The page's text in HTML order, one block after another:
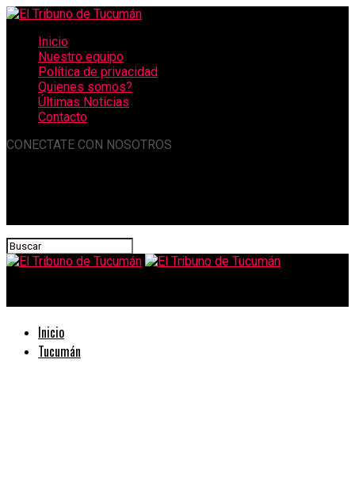
Inicio
Nuestro equipo
Política de privacidad
Quienes somos?
Últimas Noticias
Contacto
CONECTATE CON NOSOTROS
Inicio
Tucumán